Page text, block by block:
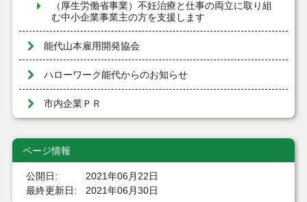
（厚生労働省事業）不妊治療と仕事の両立に取り組
む中小企業事業主の方を支援します
能代山本雇用開発協会
ハローワーク能代からのお知らせ
市内企業ＰＲ
ページ情報
公開日
2021年06月22日
最終更新日
2021年06月30日